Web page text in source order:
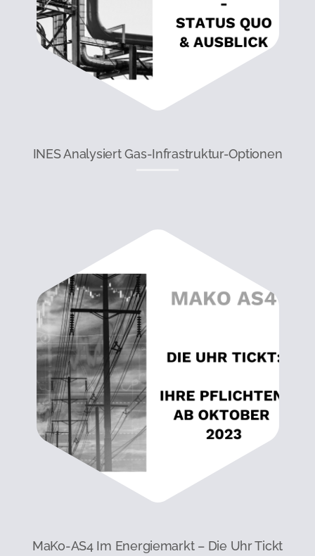
INES Analysiert Gas-Infrastruktur-Optionen
MaKo-AS4 Im Energiemarkt – Die Uhr Tickt